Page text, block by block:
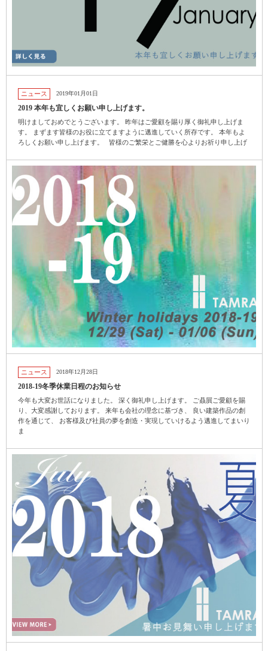
ニュース 2019年01月01日
2019 本年も宜しくお願い申し上げます。
明けましておめでとうございます。 昨年はご愛顧を賜り厚く御礼申し上げま
す。 まずます皆様のお役に立てますように邁進していく所存です。 本年もよ
ろしくお願い申し上げます。 皆様のご繁栄とご健勝を心よりお祈り申し上げ
ニュース 2018年12月28日
2018-19冬季休業日程のお知らせ
今年も大変お世話になりました。 深く御礼申し上げます。 ご贔屓ご愛顧を賜
り、大変感謝しております。 来年も会社の理念に基づき、 良い建築作品の創
作を通じて、 お客様及び社員の夢を創造・実現していけるよう邁進してまいり
ま